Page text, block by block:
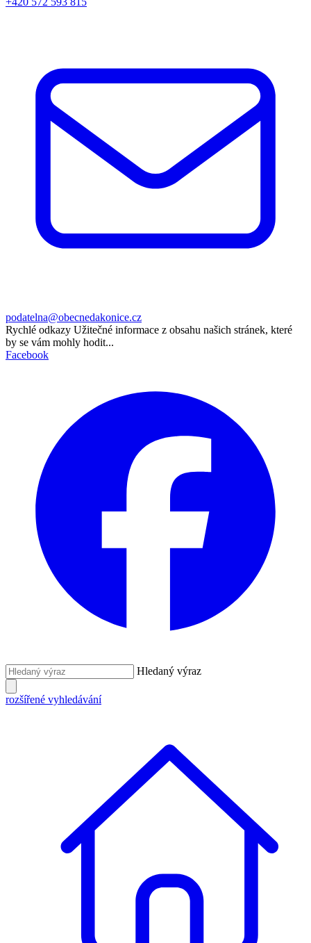
podatelna@obecnedakonice.cz
Rychlé odkazy Užitečné informace z obsahu našich stránek, které
by se vám mohly hodit...
Facebook
Hledaný výraz
rozšířené vyhledávání